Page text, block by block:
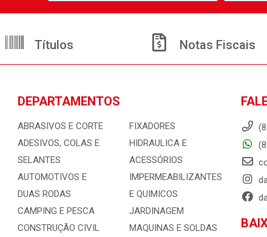
Títulos Notas Fiscais
DEPARTAMENTOS
ABRASIVOS E CORTE
ADESIVOS, COLAS E
SELANTES
AUTOMOTIVOS E
DUAS RODAS
CAMPING E PESCA
CONSTRUÇÃO CIVIL
FIXADORES
HIDRAULICA E
ACESSÓRIOS
IMPERMEABILIZANTES
E QUIMICOS
JARDINAGEM
MAQUINAS E SOLDAS